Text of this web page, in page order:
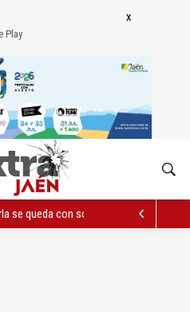
Play
se queda con solo dos bomberos por